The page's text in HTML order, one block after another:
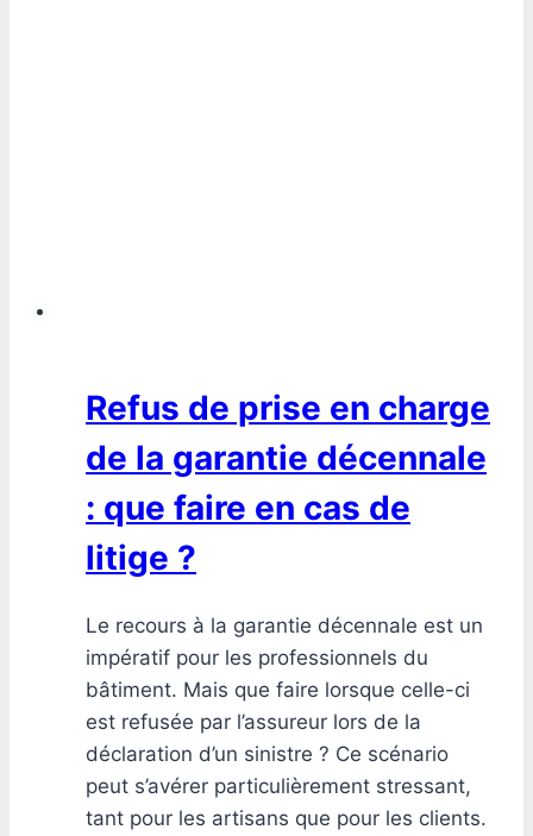
Refus de prise en charge
de la garantie décennale
: que faire en cas de
litige ?
Le recours à la garantie décennale est un
impératif pour les professionnels du
bâtiment. Mais que faire lorsque celle-ci
est refusée par l’assureur lors de la
déclaration d’un sinistre ? Ce scénario
peut s’avérer particulièrement stressant,
tant pour les artisans que pour les clients.